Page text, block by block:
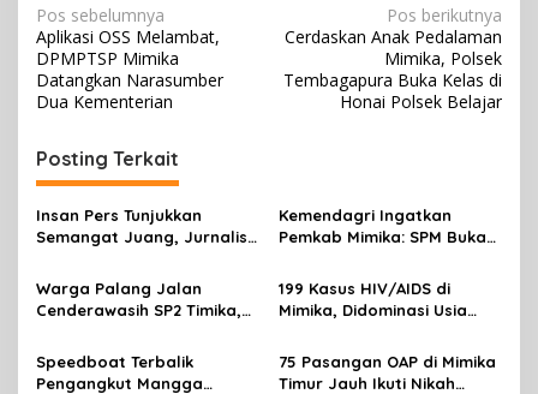
N
a
v
i
g
a
s
i
p
o
s
Pos sebelumnya
Aplikasi OSS Melambat,
DPMPTSP Mimika
Datangkan Narasumber
Dua Kementerian
Pos berikutnya
Cerdaskan Anak Pedalaman
Mimika, Polsek
Tembagapura Buka Kelas di
Honai Polsek Belajar
Posting Terkait
Insan Pers Tunjukkan
Semangat Juang, Jurnalis
Meriahkan Lomba Gerak
Jalan Kreasi HUT ke-81 RI
Kemendagri Ingatkan
Pemkab Mimika: SPM Bukan
Wujud Nyata Pelayanan
Rakyat
Warga Palang Jalan
Cenderawasih SP2 Timika,
Pemicunya
199 Kasus HIV/AIDS di
Mimika, Didominasi Usia
Speedboat Terbalik
Pengangkut Mangga
75 Pasangan OAP di Mimika
Timur Jauh Ikuti Nikah